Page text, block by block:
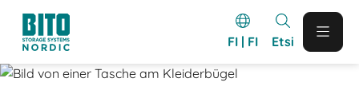
FI | FI Etsi